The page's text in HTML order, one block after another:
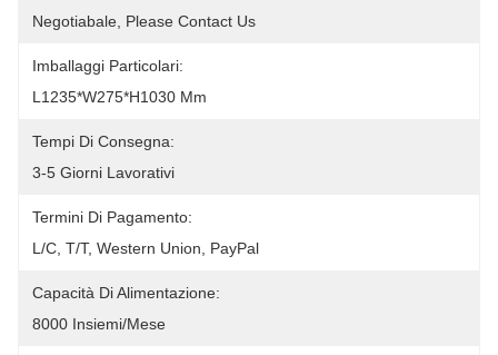
Negotiabale, Please Contact Us
Imballaggi Particolari:
L1235*W275*H1030 Mm
Tempi Di Consegna:
3-5 Giorni Lavorativi
Termini Di Pagamento:
L/C, T/T, Western Union, PayPal
Capacità Di Alimentazione:
8000 Insiemi/mese